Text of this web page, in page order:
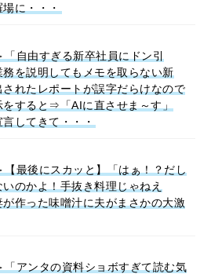
に・・・
「自由すぎる新卒社員にドン引
務を説明してもメモを取らない新
されたレポートが誤字だらけなので
をすると⇒「AIに直させま～す」
してきて・・・
【最後にスカッと】「はぁ！？だし
のかよ！手抜き料理じゃねえ
が作った味噌汁に夫がまさかの大激
「アンタの資料ショボすぎて読む気